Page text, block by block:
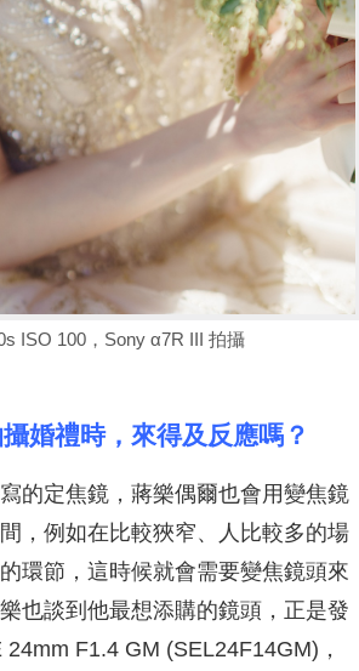
ISO 100，Sony α7R III 拍攝
婚禮時，來得及反應嗎？
的定焦鏡，蔣樂偶爾也會用變焦鏡
，例如在比較狹窄、人比較多的場
環節，這時候就會需要變焦鏡頭來
也談到他最想添購的鏡頭，正是發
F1.4 GM (SEL24F14GM)，